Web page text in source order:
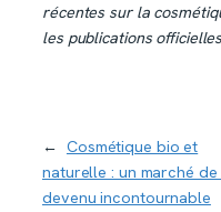
récentes sur la
les publications
← Cosmétique bio et
naturelle : un marché de
devenu incontournable